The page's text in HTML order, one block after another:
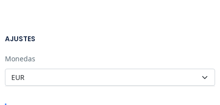
AJUSTES
Monedas